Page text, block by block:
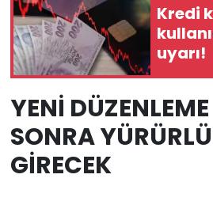
Kredi
uyarı!
YENİ
SONRA
GİRECEK